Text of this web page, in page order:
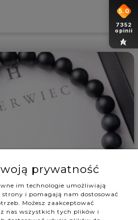
zweryfikowano
ładnie zapakowana. Sama
zaskoczyła, ponieważ
wyglądają lepiej niż w
5.0
7352
opinii
prywatność
im technologie umożliwiają
strony i pomagają nam dostosować
Możesz zaakceptować
nas wszystkich tych plików i